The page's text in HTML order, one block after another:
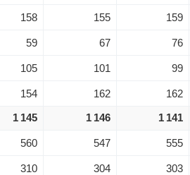
158 155 159
59 67 76
105 101 99
154 162 162
1 145 1 146 1 141
560 547 555
310 304 303